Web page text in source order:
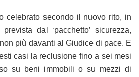
celebrato secondo il nuovo rito, in
dal ‘pacchetto’ sicurezza,
più davanti al Giudice di pace. E
casi la reclusione fino a sei mesi
su beni immobili o su mezzi di